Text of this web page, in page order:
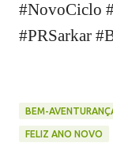
#NovoCiclo
#PRSarkar
BEM-
FELIZ ANO NOVO